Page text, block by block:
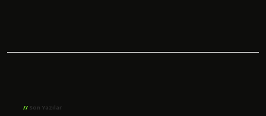
Son Yazılar